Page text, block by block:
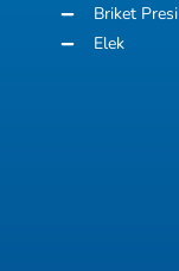
Briket Presi
Elek